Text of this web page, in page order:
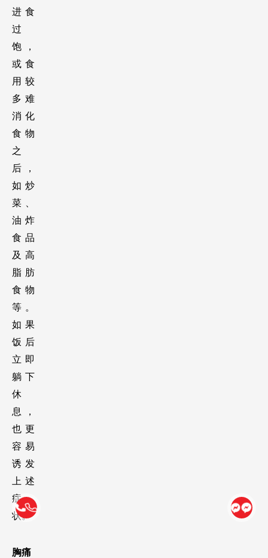
进食
过
饱，
或食
用较
多难
消化
食物
之
后，
如炒
菜、
油炸
食品
及高
脂肪
食物
等。
如果
饭后
立即
躺下
休
息，
也更
容易
诱发
上述
症
状。
胸痛